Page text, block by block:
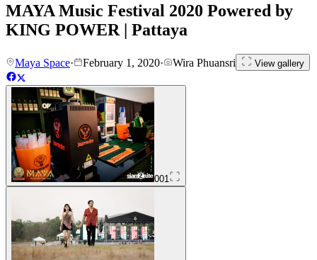
MAYA Music Festival 2020 Powered by
KING POWER | Pattaya
Maya Space· February 1, 2020· Wira Phuansri View gallery
001